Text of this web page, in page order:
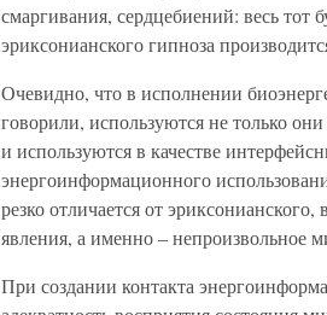
смаргивания, сердцебиений: весь тот
эриксонианского гипноза
Очевидно, что в исполнении
говорили, используются не только
и используются в качестве
энергоинформационного
резко отличается от
явления, а именно – непроизвольное
При создании контакта